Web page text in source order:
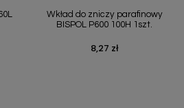
Wkład do zniczy parafinowy
BISPOL P600 100H 1szt.
Cena
8,27 zł